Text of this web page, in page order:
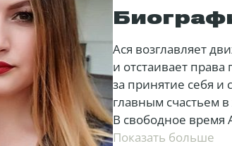
Ася возглавляет
и отстаивает
за принятие себя и
главным счастьем
В свободное время
украшения для себя
показать больше